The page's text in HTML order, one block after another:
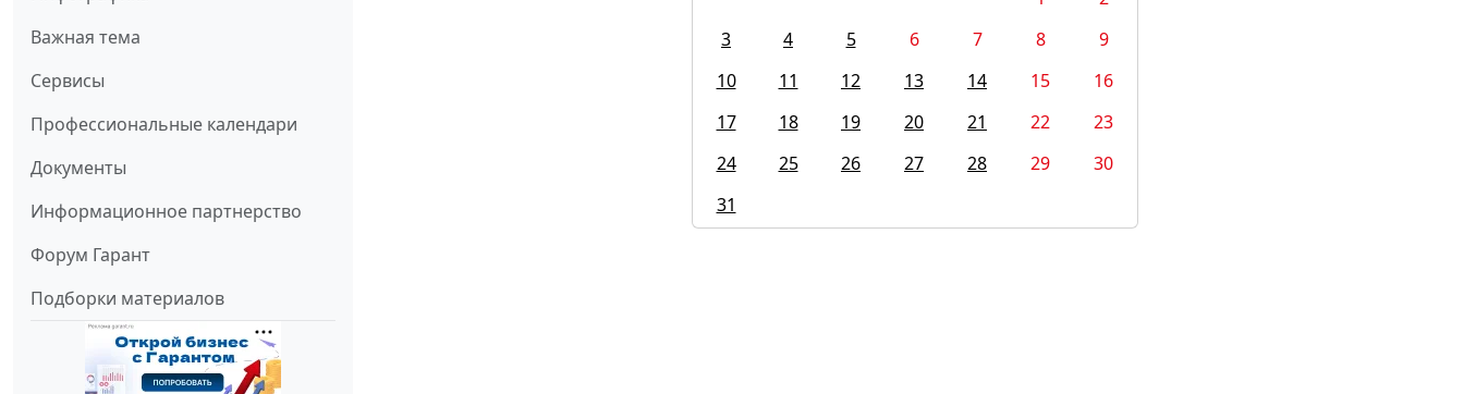
Важная тема
Сервисы
Профессиональные календари
Документы
Информационное партнерство
Форум Гарант
Подборки материалов
3
4 5 6 7 8
9
10
11 12 13 14 15
16
17
18 19 20 21 22
23
24
25 26 27 28 29
30
31